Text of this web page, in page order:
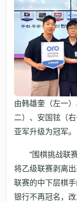
由韩雄奎（左一
二）、安国铉（
亚军升级为冠军。
“围棋挑战联
将乙级联赛剥离
联赛的中下层棋
银行不再冠名，